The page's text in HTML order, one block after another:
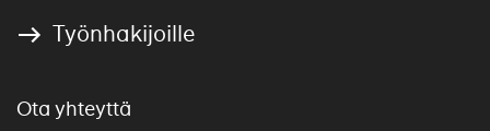
Työnhakijoille
Ota yhteyttä